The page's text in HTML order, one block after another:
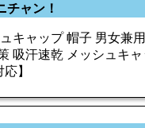
チャン！
キャップ 帽子 男女兼
吸汗速乾 メッシュキ
】